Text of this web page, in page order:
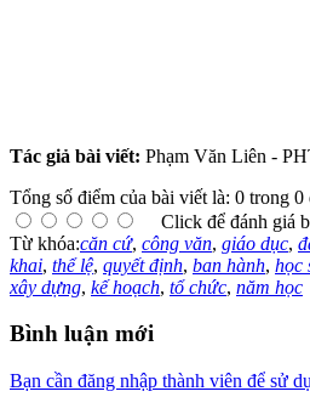
Tác giả bài viết: Phạm Văn Liên -
Tổng số điểm của bài viết là: 0 trong 0
Click để đánh giá
Từ khóa:căn cứ, công văn, giáo dục,
khai, thể lệ, quyết định, ban hành, học
xây dựng, kế hoạch, tổ chức, năm học
Bình luận mới
Bạn cần đăng nhập thành viên để sử